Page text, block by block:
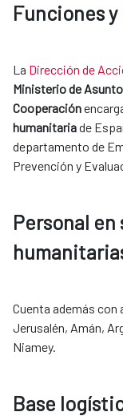
Funciones
La Dirección de
Ministerio de
Cooperación
humanitariade
departamento de
Prevención y
Personal en
Cuenta además con
Jerusalén, Amán,
Niamey.
Base